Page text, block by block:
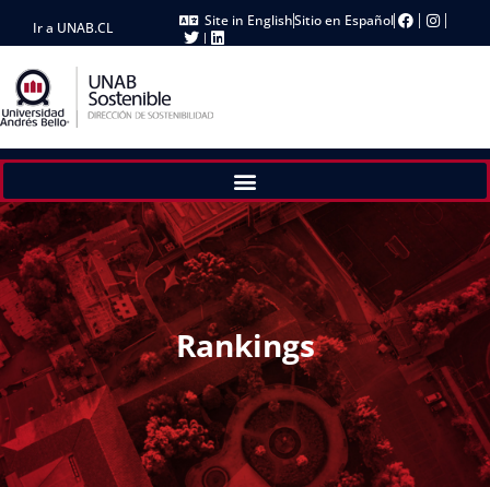
Ir a UNAB.CL Site in EnglishSitio en Español
Rankings